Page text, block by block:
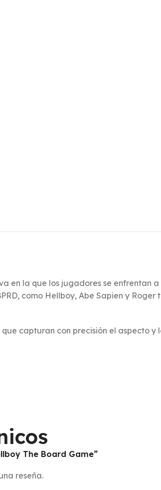
en la que los jugadores se enfrentan
como Hellboy, Abe Sapien y
capturan con precisión el aspecto
The Board Game”
reseña.